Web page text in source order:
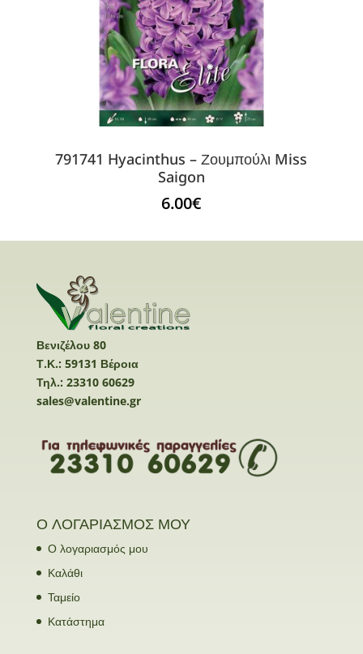
791741 Hyacinthus – Ζουμπούλι Miss
Saigon
6.00€
Βενιζέλου 80
Τ.Κ.: 59131 Βέροια
Τηλ.: 23310 60629
sales@valentine.gr
Ο ΛΟΓΑΡΙΑΣΜΟΣ ΜΟΥ
Ο λογαριασμός μου
Καλάθι
Ταμείο
Κατάστημα